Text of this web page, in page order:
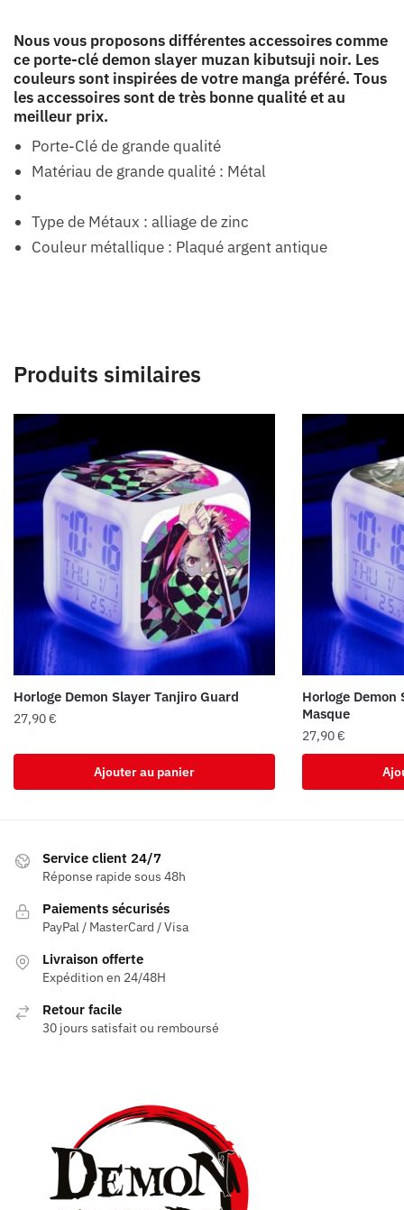
Nous vous proposons différentes accessoires comme
ce porte-clé demon slayer muzan kibutsuji noir. Les
couleurs sont inspirées de votre manga préféré. Tous
les accessoires sont de très bonne qualité et au
meilleur prix.
Porte-Clé de grande qualité
Matériau de grande qualité : Métal
Type de Métaux : alliage de zinc
Couleur métallique : Plaqué argent antique
Produits similaires
Horloge Demon Slayer Tanjiro Guard
27,90€
Ajouter au panier
Horloge Demon
Masque
27,90€
Service client 24/7
Réponse rapide sous 48h
Paiements sécurisés
PayPal / MasterCard / Visa
Livraison offerte
Expédition en 24/48H
Retour facile
30 jours satisfait ou remboursé